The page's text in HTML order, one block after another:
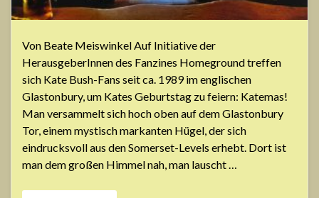
Von Beate Meiswinkel Auf Initiative der
HerausgeberInnen des Fanzines Homeground treffen
sich Kate Bush-Fans seit ca. 1989 im englischen
Glastonbury, um Kates Geburtstag zu feiern: Katemas!
Man versammelt sich hoch oben auf dem Glastonbury
Tor, einem mystisch markanten Hügel, der sich
eindrucksvoll aus den Somerset-Levels erhebt. Dort ist
man dem großen Himmel nah, man lauscht …